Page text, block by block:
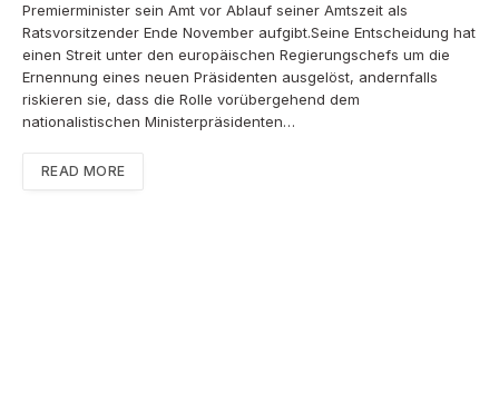
Premierminister sein Amt vor Ablauf seiner Amtszeit als
Ratsvorsitzender Ende November aufgibt.Seine Entscheidung hat
einen Streit unter den europäischen Regierungschefs um die
Ernennung eines neuen Präsidenten ausgelöst, andernfalls
riskieren sie, dass die Rolle vorübergehend dem
nationalistischen Ministerpräsidenten…
READ MORE